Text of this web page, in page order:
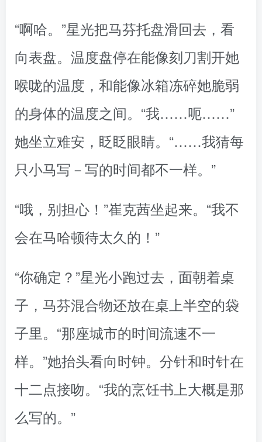
“啊哈。”星光把马芬托盘滑回去，看
向表盘。温度盘停在能像刻刀割开她
喉咙的温度，和能像冰箱冻碎她脆弱
的身体的温度之间。“我……呃……”
她坐立难安，眨眨眼睛。“……我猜每
只小马写－写的时间都不一样。”
“哦，别担心！”崔克茜坐起来。“我不
会在马哈顿待太久的！”
“你确定？”星光小跑过去，面朝着桌
子，马芬混合物还放在桌上半空的袋
子里。“那座城市的时间流速不一
样。”她抬头看向时钟。分针和时针在
十二点接吻。“我的烹饪书上大概是那
么写的。”